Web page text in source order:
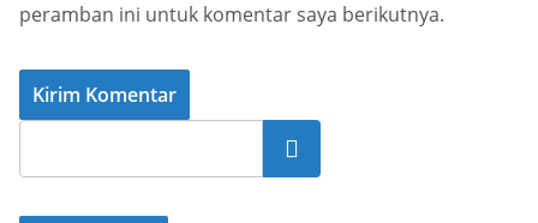
peramban ini untuk komentar saya berikutnya.
Cari